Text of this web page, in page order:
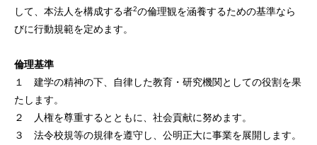
して、本法人を構成する者2の倫理観を涵養するための基準なら
びに行動規範を定めます。
倫理基準
１ 建学の精神の下、自律した教育・研究機関としての役割を果
たします。
２ 人権を尊重するとともに、社会貢献に努めます。
３ 法令校規等の規律を遵守し、公明正大に事業を展開します。